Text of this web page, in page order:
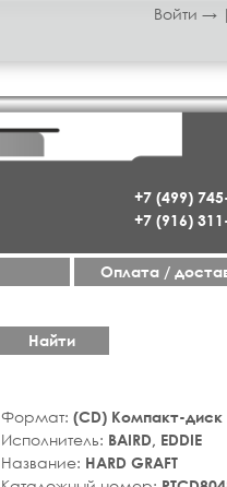
Войти → |
+7 (499)
+7 (916)
Оплата /
Найти
Формат: (CD) Компакт-диск
Исполнитель: BAIRD, EDDIE
Название: HARD GRAFT